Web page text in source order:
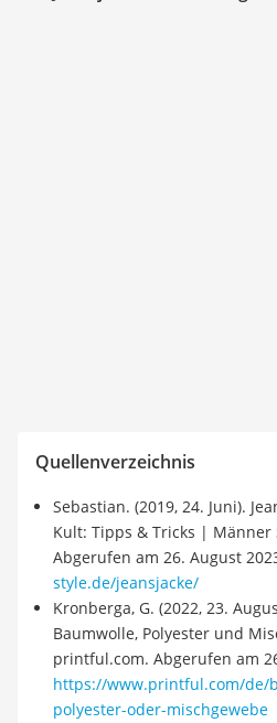
Quellenverzeichnis
Sebastian. (2019, 24. Juni).
Kult: Tipps & Tricks | Männer
Abgerufen am 26. August
style.de/jeansjacke/
Kronberga, G. (2022, 23.
Baumwolle, Polyester und
printful.com. Abgerufen am
https://www.printful.com/de/
polyester-oder-mischgewebe